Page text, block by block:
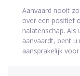
Aanvaard nooit
over een positief
nalatenschap. Als
aanvaardt, bent
aansprakelijk